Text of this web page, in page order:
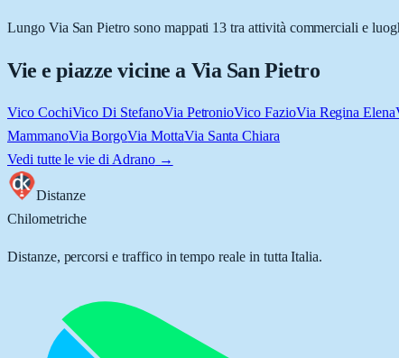
Lungo Via San Pietro sono mappati 13 tra attività commerciali e
Vie e piazze vicine a Via San Pietro
Vico CochiVico Di StefanoVia PetronioVico FazioVia Regina Elena
MammanoVia BorgoVia MottaVia Santa Chiara
Vedi tutte le vie di Adrano→
Distanze
Chilometriche
Distanze, percorsi e traffico in tempo reale in tutta Italia.